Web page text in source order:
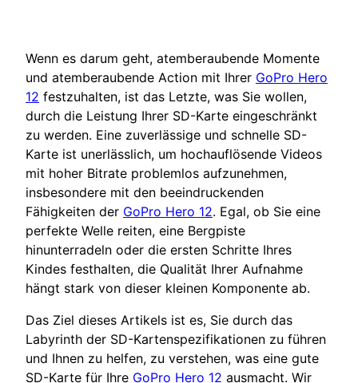
Wenn es darum geht, atemberaubende Momente
und atemberaubende Action mit Ihrer GoPro Hero
12 festzuhalten, ist das Letzte, was Sie wollen,
durch die Leistung Ihrer SD-Karte eingeschränkt
zu werden. Eine zuverlässige und schnelle SD-
Karte ist unerlässlich, um hochauflösende Videos
mit hoher Bitrate problemlos aufzunehmen,
insbesondere mit den beeindruckenden
Fähigkeiten der GoPro Hero 12. Egal, ob Sie eine
perfekte Welle reiten, eine Bergpiste
hinunterradeln oder die ersten Schritte Ihres
Kindes festhalten, die Qualität Ihrer Aufnahme
hängt stark von dieser kleinen Komponente ab.
Das Ziel dieses Artikels ist es, Sie durch das
Labyrinth der SD-Kartenspezifikationen zu führen
und Ihnen zu helfen, zu verstehen, was eine gute
SD-Karte für Ihre GoPro Hero 12 ausmacht. Wir